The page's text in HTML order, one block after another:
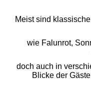
Meist sind
wie Falunrot,
doch auch in
Blicke der